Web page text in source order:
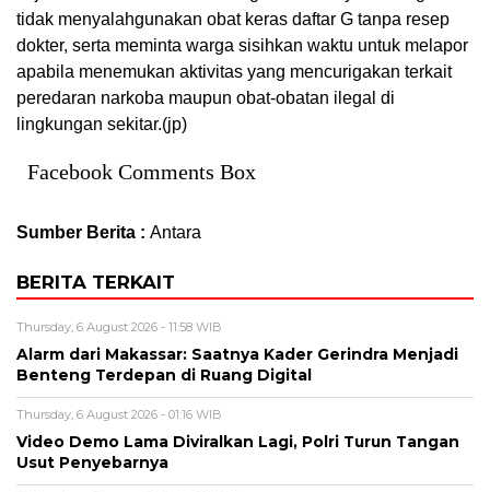
tidak menyalahgunakan obat keras daftar G tanpa resep
dokter, serta meminta warga sisihkan waktu untuk melapor
apabila menemukan aktivitas yang mencurigakan terkait
peredaran narkoba maupun obat-obatan ilegal di
lingkungan sekitar.(jp)
Facebook Comments Box
Sumber Berita : Antara
BERITA TERKAIT
Thursday, 6 August 2026 - 11:58 WIB
Alarm dari Makassar: Saatnya Kader Gerindra Menjadi
Benteng Terdepan di Ruang Digital
Thursday, 6 August 2026 - 01:16 WIB
Video Demo Lama Diviralkan Lagi, Polri Turun Tangan
Usut Penyebarnya